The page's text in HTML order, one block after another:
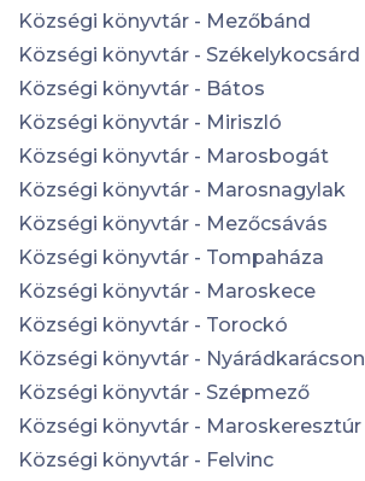
Községi könyvtár - Mezőbánd
Községi könyvtár - Székelykocsárd
Községi könyvtár - Bátos
Községi könyvtár - Miriszló
Községi könyvtár - Marosbogát
Községi könyvtár - Marosnagylak
Községi könyvtár - Mezőcsávás
Községi könyvtár - Tompaháza
Községi könyvtár - Maroskece
Községi könyvtár - Torockó
Községi könyvtár - Nyárádkarácson
Községi könyvtár - Szépmező
Községi könyvtár - Maroskeresztúr
Községi könyvtár - Felvinc